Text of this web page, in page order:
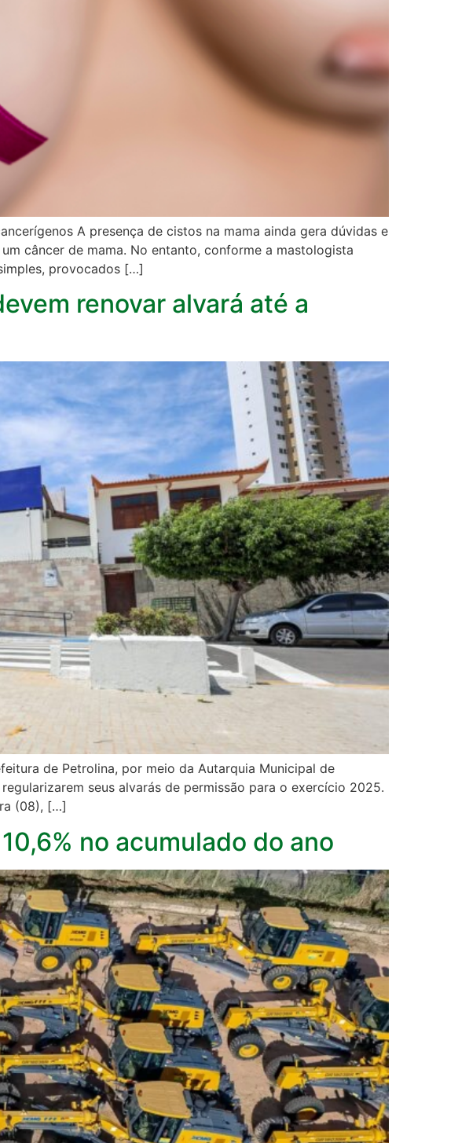
A presença de cistos na mama ainda gera dúvidas e
câncer de mama. No entanto, conforme a mastologista
provocados […]
renovar alvará até a
de Petrolina, por meio da Autarquia Municipal de
seus alvarás de permissão para o exercício 2025.
(08), […]
no acumulado do ano